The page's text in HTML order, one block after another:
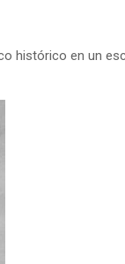
histórico en un